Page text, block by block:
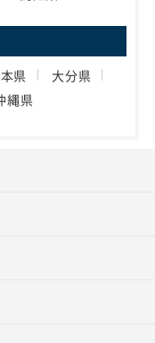
県
大分県
縄県